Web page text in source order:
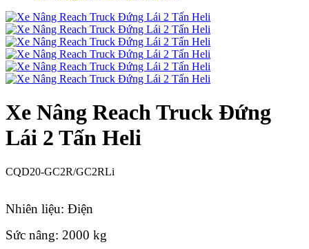
Xe Nâng Reach Truck Đứng
Lái 2 Tấn Heli
CQD20-GC2R/GC2RLi
Nhiên liệu: Điện
Sức nâng: 2000 kg